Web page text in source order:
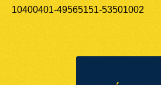
10400401-49565151-53501002